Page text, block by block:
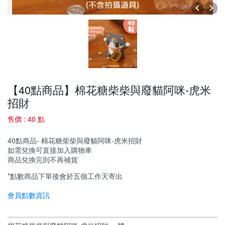
【40點商品】棉花糖柴柴與廢貓阿咪-虎米
招財
售價 : 40 點
40點商品- 棉花糖柴柴與廢貓阿咪-虎米招財
如需兌換可直接加入購物車
商品兌換完則不再補貨
*點數商品下單後會於五個工作天寄出
會員點數資訊